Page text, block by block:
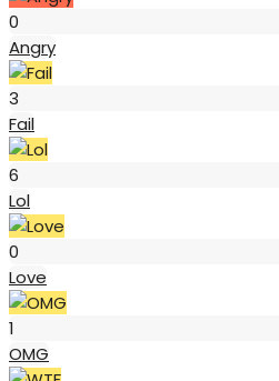
0
Angry
3
Fail
6
Lol
0
Love
1
OMG